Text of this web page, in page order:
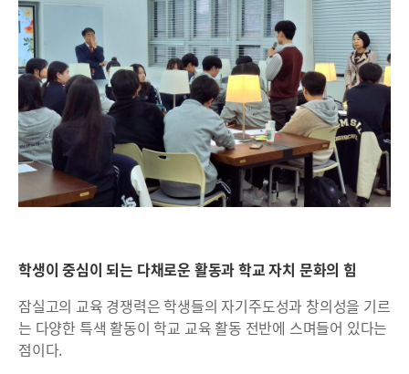
학생이 중심이 되는 다채로운 활동과 학교 자치 문화의 힘
잠실고의 교육 경쟁력은 학생들의 자기주도성과 창의성을 기르
는 다양한 특색 활동이 학교 교육 활동 전반에 스며들어 있다는
점이다.